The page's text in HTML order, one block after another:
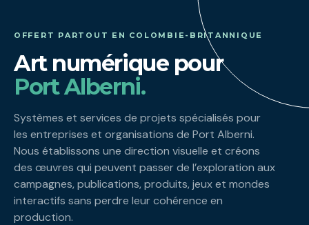
OFFERT PARTOUT EN COLOMBIE-BRITANNIQUE
Art numérique pour
Port Alberni.
Systèmes et services de projets spécialisés pour
les entreprises et organisations de Port Alberni.
Nous établissons une direction visuelle et créons
des œuvres qui peuvent passer de l’exploration aux
campagnes, publications, produits, jeux et mondes
interactifs sans perdre leur cohérence en
production.